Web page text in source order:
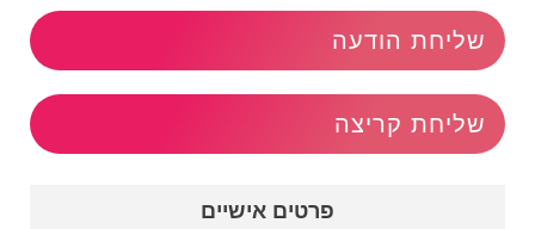
שליחת הודעה
שליחת קריצה
פרטים אישיים